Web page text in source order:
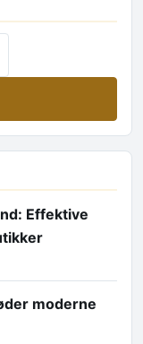
Effektive
moderne